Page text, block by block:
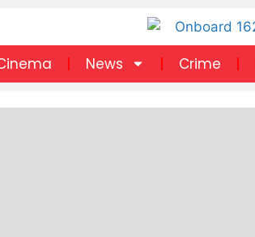
News Crime